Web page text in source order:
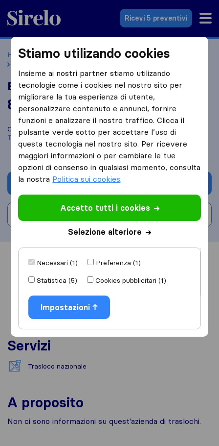
Sirelo.it
Ricevi 5 preventivi
Home Le 10 migliori aziende di traslochi in Italia
EM Traslochi
8,8 basato su 16
recensioni di Sirelo e Google
i
Confronta EM Traslochi con altre aziende di traslochi
Trofarello
Chiedi preventivo
Informazioni Recensioni
Servizi
Trasloco nazionale
A proposito
Non ci sono informazioni su quest'azienda di traslochi.
Stiamo utilizando cookies
Insieme ai nostri partner stiamo utilizando
tecnologie come i cookies nel nostro sito per
migliorare la tua esperienza di utente,
personalizzare contenuto e annunci, fornire
funzioni e analizzare il nostro traffico. Clicca il
pulsante verde sotto per accettare l’uso di
questa tecnologia nel nostro sito. Per ricevere
maggiori informazioni o per cambiare le tue
opzioni di consenso in qualsiasi momento, consulta
la nostra Politica sui cookies.
Accetto tutti i cookies
Selezione alteriore
Necessari (1)
Preferenza (1)
Statistica (5)
Cookies pubblicitari (1)
Impostazioni